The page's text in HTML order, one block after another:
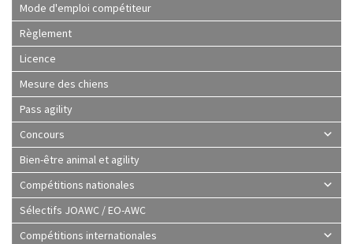
Mode d'emploi compétiteur
Règlement
Licence
Mesure des chiens
Pass agility
Concours
Bien-être animal et agility
Compétitions nationales
Sélectifs JOAWC / EO-AWC
Compétitions internationales